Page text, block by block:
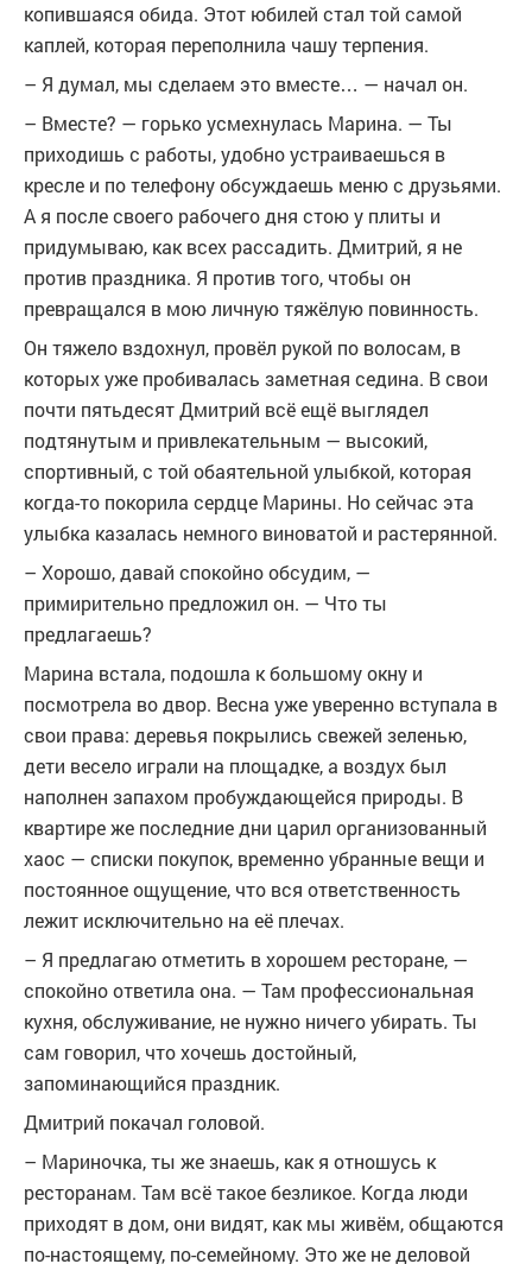
копившаяся обида. Этот юбилей стал той самой
каплей, которая переполнила чашу терпения.
– Я думал, мы сделаем это вместе… — начал он.
– Вместе? — горько усмехнулась Марина. — Ты
приходишь с работы, удобно устраиваешься в
кресле и по телефону обсуждаешь меню с друзьями.
А я после своего рабочего дня стою у плиты и
придумываю, как всех рассадить. Дмитрий, я не
против праздника. Я против того, чтобы он
превращался в мою личную тяжёлую повинность.
Он тяжело вздохнул, провёл рукой по волосам, в
которых уже пробивалась заметная седина. В свои
почти пятьдесят Дмитрий всё ещё выглядел
подтянутым и привлекательным — высокий,
спортивный, с той обаятельной улыбкой, которая
когда-то покорила сердце Марины. Но сейчас эта
улыбка казалась немного виноватой и растерянной.
– Хорошо, давай спокойно обсудим, —
примирительно предложил он. — Что ты
предлагаешь?
Марина встала, подошла к большому окну и
посмотрела во двор. Весна уже уверенно вступала в
свои права: деревья покрылись свежей зеленью,
дети весело играли на площадке, а воздух был
наполнен запахом пробуждающейся природы. В
квартире же последние дни царил организованный
хаос — списки покупок, временно убранные вещи и
постоянное ощущение, что вся ответственность
лежит исключительно на её плечах.
– Я предлагаю отметить в хорошем ресторане, —
спокойно ответила она. — Там профессиональная
кухня, обслуживание, не нужно ничего убирать. Ты
сам говорил, что хочешь достойный,
запоминающийся праздник.
Дмитрий покачал головой.
– Мариночка, ты же знаешь, как я отношусь к
ресторанам. Там всё такое безликое. Когда люди
приходят в дом, они видят, как мы живём, общаются
по-настоящему, по-семейному. Это же не деловой